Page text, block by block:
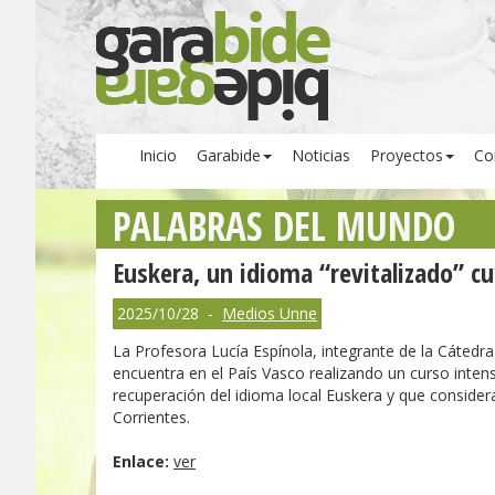
Inicio Garabide Noticias Proyectos
PALABRAS DEL MUNDO
Euskera, un idioma “revitalizado”
2025/10/28 - Medios Unne
La Profesora Lucía Espínola, integrante de la
encuentra en el País Vasco realizando un curso
recuperación del idioma local Euskera y que
Corrientes.
Enlace: ver